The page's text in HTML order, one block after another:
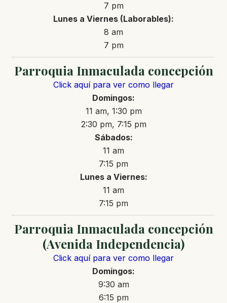
7 pm
Lunes a Viernes (Laborables):
8 am
7 pm
Parroquia Inmaculada concepción
Click aquí para ver como llegar
Domingos:
11 am, 1:30 pm
2:30 pm, 7:15 pm
Sábados:
11 am
7:15 pm
Lunes a Viernes:
11 am
7:15 pm
Parroquia Inmaculada concepción
(Avenida Independencia)
Click aquí para ver como llegar
Domingos:
9:30 am
6:15 pm